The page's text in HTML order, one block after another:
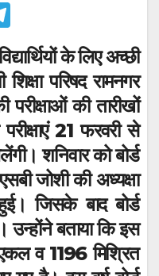
el
e
gr
a
m
के लिए अच्छी
परिषद रामनगर
की तारीखों
21 फरवरी से
शनिवार को बोर्ड
जोशी की अध्यक्षा
जिसके बाद बोर्ड
उन्होंने बताया कि इस
एकल व 1196 मिश्रित